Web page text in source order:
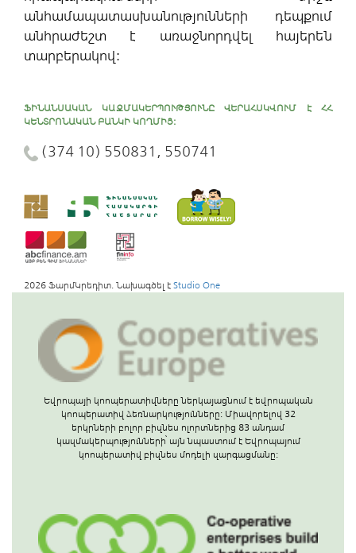
անհամապատասխանությունների դեպքում
անհրաժեշտ է առաջնորդվել հայերեն
տարբերակով:
ՖԻՆԱՆՍԱԿԱՆ ԿԱԶՄԱԿԵՐՊՈՒԹՅՈՒՆԸ ՎԵՐԱՀՍԿՎՈՒՄ Է ՀՀ
ԿԵՆՏՐՈՆԱԿԱՆ ԲԱՆԿԻ ԿՈՂՄԻՑ:
(374 10) 550831, 550741
2026 ՖարմԿրեդիտ. Նախագծել է Studio One
Եվրոպայի կոոպերատիվները ներկայացնում է եվրոպական
կոոպերատիվ ձեռնարկությունները: Միավորելով 32
երկրների բոլոր բիզնես ոլորտներից 83 անդամ
կազմակերպությունների՝ այն նպաստում է Եվրոպայում
կոոպերատիվ բիզնես մոդելի զարգացմանը: